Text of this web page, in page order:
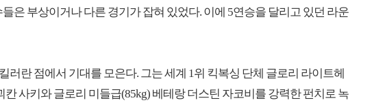
은 부상이거나 다른 경기가 잡혀 있었다. 이에 5연승을 달리고 있던 라운
러란 점에서 기대를 모은다. 그는 세계 1위 킥복싱 단체 글로리 라이트헤
칸 사키와 글로리 미들급(85kg) 베테랑 더스틴 자코비를 강력한 펀치로 녹